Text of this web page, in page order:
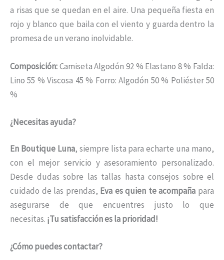
a risas que se quedan en el aire. Una pequeña fiesta en
rojo y blanco que baila con el viento y guarda dentro la
promesa de un verano inolvidable.
Composición:Camiseta Algodón 92 % Elastano 8 % Falda:
Lino 55 % Viscosa 45 % Forro: Algodón 50 % Poliéster 50
%
¿Necesitas ayuda?
En Boutique Luna, siempre lista para echarte una mano,
con el mejor servicio y asesoramiento personalizado.
Desde dudas sobre las tallas hasta consejos sobre el
cuidado de las prendas, Eva es quien te acompaña para
asegurarse de que encuentres justo lo que
necesitas. ¡Tu satisfacción es la prioridad!
¿Cómo puedes contactar?